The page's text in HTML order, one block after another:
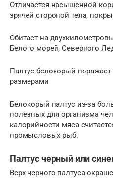
Отличается насыщенной
зрячей стороной тела,
Обитает на
Белого морей, Северного
Палтус белокорый
размерами
Белокорый палтус из-за
полезных для организма
калорийности мяса
промысловых рыб.
Палтус черный или
Верх черного палтуса